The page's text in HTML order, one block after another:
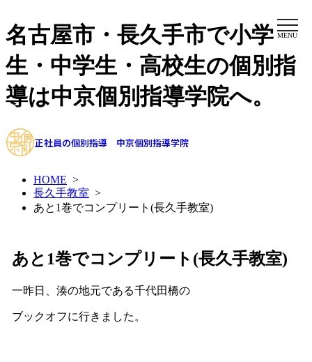
名古屋市・長久手市で小学
生・中学生・高校生の個別指
導は中京個別指導学院へ。
正社員の個別指導 中京個別指導学院
MENU
HOME >
長久手教室 >
あと1巻でコンプリート(長久手教室)
あと1巻でコンプリート(長久手教室)
一昨日、湊の地元である千代田橋の
ブックオフに行きました。